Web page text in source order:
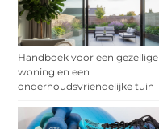
Handboek voor een gezellige
woning en een
onderhoudsvriendelijke tuin